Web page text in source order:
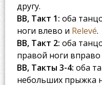
другу.
BB, Такт 1: оба
ноги влево и Relevé.
BB, Такт 2: оба
правой ноги вправо
BB, Такты 3-4: оба
небольших прыжка